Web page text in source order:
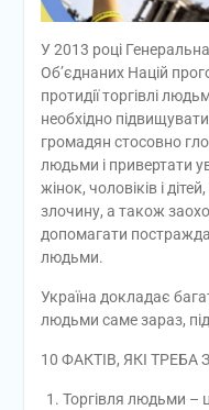
У 2013 році
Об’єднаних Націй
протидії торгівлі
необхідно
громадян стосовно
людьми і привертати
жінок, чоловіків і
злочину, а також
допомагати
людьми.
Україна докладає
людьми саме зараз,
10 ФАКТІВ, ЯКІ
Торгівля людьми –